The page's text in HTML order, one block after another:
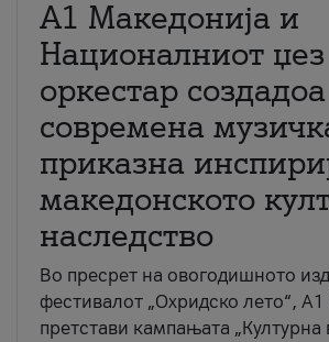
А1 Македонија и
Националниот џез
оркестар создадоа
современа
приказна
македонското
наследство
Во пресрет на овогодишното
фестивалот „Охридско лето“, А1
претстави кампањата „Културна